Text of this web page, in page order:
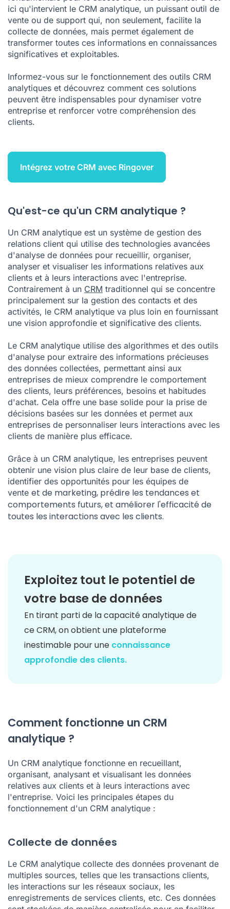
ici qu'intervient le CRM analytique, un puissant outil de
vente ou de support qui, non seulement, facilite la
collecte de données, mais permet également de
transformer toutes ces informations en connaissances
significatives et exploitables.
Informez-vous sur le fonctionnement des outils CRM
analytiques et découvrez comment ces solutions
peuvent être indispensables pour dynamiser votre
entreprise et renforcer votre compréhension des
clients.
Intégrez votre CRM avec Ringover
Qu'est-ce qu'un CRM analytique ?
Un CRM analytique est un système de gestion des
relations client qui utilise des technologies avancées
d'analyse de données pour recueillir, organiser,
analyser et visualiser les informations relatives aux
clients et à leurs interactions avec l'entreprise.
Contrairement à un CRM traditionnel qui se concentre
principalement sur la gestion des contacts et des
activités, le CRM analytique va plus loin en fournissant
une vision approfondie et significative des clients.
Le CRM analytique utilise des algorithmes et des outils
d'analyse pour extraire des informations précieuses
des données collectées, permettant ainsi aux
entreprises de mieux comprendre le comportement
des clients, leurs préférences, besoins et habitudes
d'achat. Cela offre une base solide pour la prise de
décisions basées sur les données et permet aux
entreprises de personnaliser leurs interactions avec les
clients de manière plus efficace.
Grâce à un CRM analytique, les entreprises peuvent
obtenir une vision plus claire de leur base de clients,
identifier des opportunités pour les équipes de
vente et de marketing, prédire les tendances et
comportements futurs, et améliorer l'efficacité de
toutes les interactions avec les clients.
Exploitez tout le potentiel de
votre base de données
En tirant parti de la capacité analytique de
ce CRM, on obtient une plateforme
inestimable pour une connaissance
approfondie des clients.
Comment fonctionne un CRM
analytique ?
Un CRM analytique fonctionne en recueillant,
organisant, analysant et visualisant les données
relatives aux clients et à leurs interactions avec
l'entreprise. Voici les principales étapes du
fonctionnement d'un CRM analytique :
Collecte de données
Le CRM analytique collecte des données provenant de
multiples sources, telles que les transactions clients,
les interactions sur les réseaux sociaux, les
enregistrements de services clients, etc. Ces données